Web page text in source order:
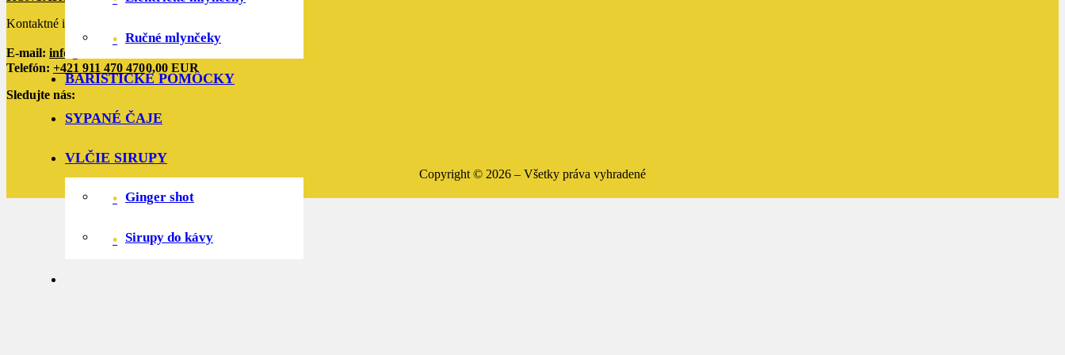
Váš košík
0,00 EUR
Ručné mlynčeky
BARISTICKÉ POMÔCKY
SYPANÉ ČAJE
VLČIE SIRUPY
Ginger shot
Sirupy do kávy
Kontaktné informácie
E-mail: info@becafe.sk
Telefón: +421 911 470 470
Sledujte nás:
Copyright © 2026 – Všetky práva vyhradené